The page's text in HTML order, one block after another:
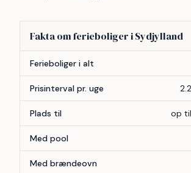
Fakta om ferieboliger i Sydjylland
Ferieboliger i alt
Prisinterval pr. uge
Plads til op
Med pool
Med brændeovn